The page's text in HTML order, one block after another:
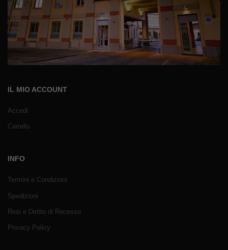
IL MIO ACCOUNT
Accedi
Carrello
INFO
Termini e Condizioni
Spedizioni
Resi e Diritto di Recesso
Privacy Policy